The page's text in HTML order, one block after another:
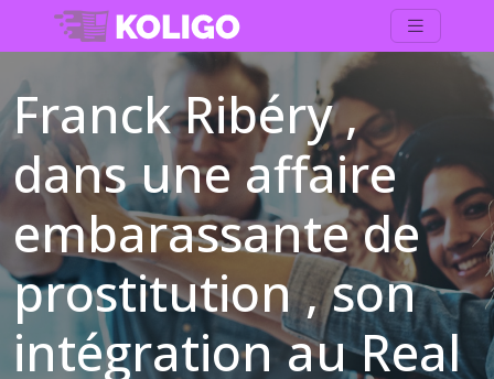
Franck Ribéry ,
dans une affaire
embarassante de
prostitution , son
intégration au Real